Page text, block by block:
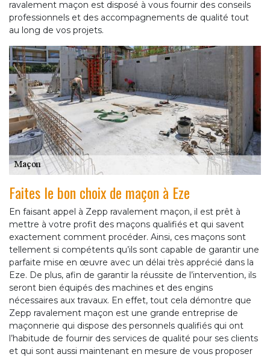
ravalement maçon est disposé à vous fournir des conseils
professionnels et des accompagnements de qualité tout
au long de vos projets.
Faites le bon choix de maçon à Eze
En faisant appel à Zepp ravalement maçon, il est prêt à
mettre à votre profit des maçons qualifiés et qui savent
exactement comment procéder. Ainsi, ces maçons sont
tellement si compétents qu’ils sont capable de garantir une
parfaite mise en œuvre avec un délai très apprécié dans la
Eze. De plus, afin de garantir la réussite de l’intervention, ils
seront bien équipés des machines et des engins
nécessaires aux travaux. En effet, tout cela démontre que
Zepp ravalement maçon est une grande entreprise de
maçonnerie qui dispose des personnels qualifiés qui ont
l’habitude de fournir des services de qualité pour ses clients
et qui sont aussi maintenant en mesure de vous proposer